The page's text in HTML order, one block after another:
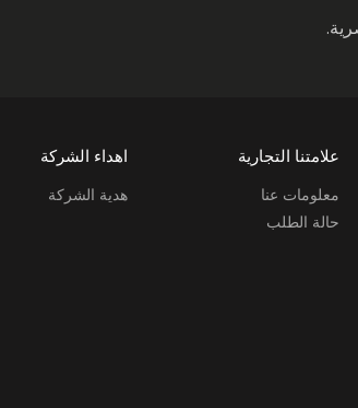
علامتنا التجارية
معلومات عنا
حالة الطلب
اهداء الشركة
هدية الشركة